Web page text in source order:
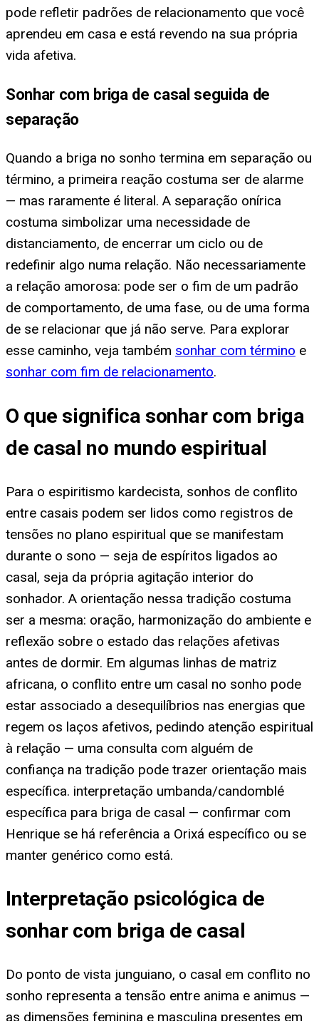
pode refletir padrões de relacionamento que você
aprendeu em casa e está revendo na sua própria
vida afetiva.
Sonhar com briga de casal seguida de
separação
Quando a briga no sonho termina em separação ou
término, a primeira reação costuma ser de alarme
— mas raramente é literal. A separação onírica
costuma simbolizar uma necessidade de
distanciamento, de encerrar um ciclo ou de
redefinir algo numa relação. Não necessariamente
a relação amorosa: pode ser o fim de um padrão
de comportamento, de uma fase, ou de uma forma
de se relacionar que já não serve. Para explorar
esse caminho, veja também sonhar com término e
sonhar com fim de relacionamento.
O que significa sonhar com briga
de casal no mundo espiritual
Para o espiritismo kardecista, sonhos de conflito
entre casais podem ser lidos como registros de
tensões no plano espiritual que se manifestam
durante o sono — seja de espíritos ligados ao
casal, seja da própria agitação interior do
sonhador. A orientação nessa tradição costuma
ser a mesma: oração, harmonização do ambiente e
reflexão sobre o estado das relações afetivas
antes de dormir. Em algumas linhas de matriz
africana, o conflito entre um casal no sonho pode
estar associado a desequilíbrios nas energias que
regem os laços afetivos, pedindo atenção espiritual
à relação — uma consulta com alguém de
confiança na tradição pode trazer orientação mais
específica. interpretação umbanda/candomblé
específica para briga de casal — confirmar com
Henrique se há referência a Orixá específico ou se
manter genérico como está.
Interpretação psicológica de
sonhar com briga de casal
Do ponto de vista junguiano, o casal em conflito no
sonho representa a tensão entre anima e animus —
as dimensões feminina e masculina presentes em